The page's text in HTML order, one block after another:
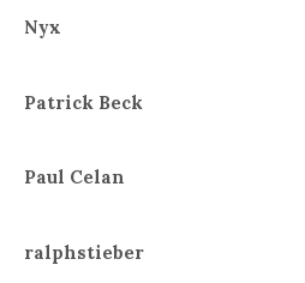
Nyx
Patrick Beck
Paul Celan
ralphstieber